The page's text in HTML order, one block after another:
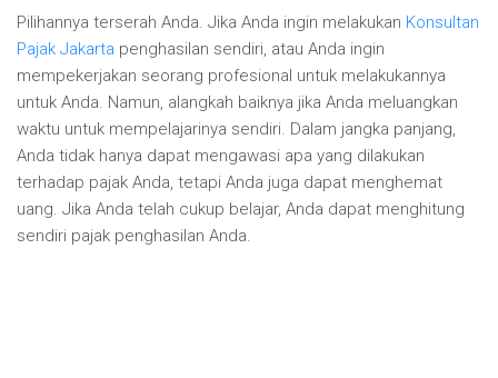
Pilihannya terserah Anda. Jika Anda ingin melakukan Konsultan
Pajak Jakarta penghasilan sendiri, atau Anda ingin
mempekerjakan seorang profesional untuk melakukannya
untuk Anda. Namun, alangkah baiknya jika Anda meluangkan
waktu untuk mempelajarinya sendiri. Dalam jangka panjang,
Anda tidak hanya dapat mengawasi apa yang dilakukan
terhadap pajak Anda, tetapi Anda juga dapat menghemat
uang. Jika Anda telah cukup belajar, Anda dapat menghitung
sendiri pajak penghasilan Anda.